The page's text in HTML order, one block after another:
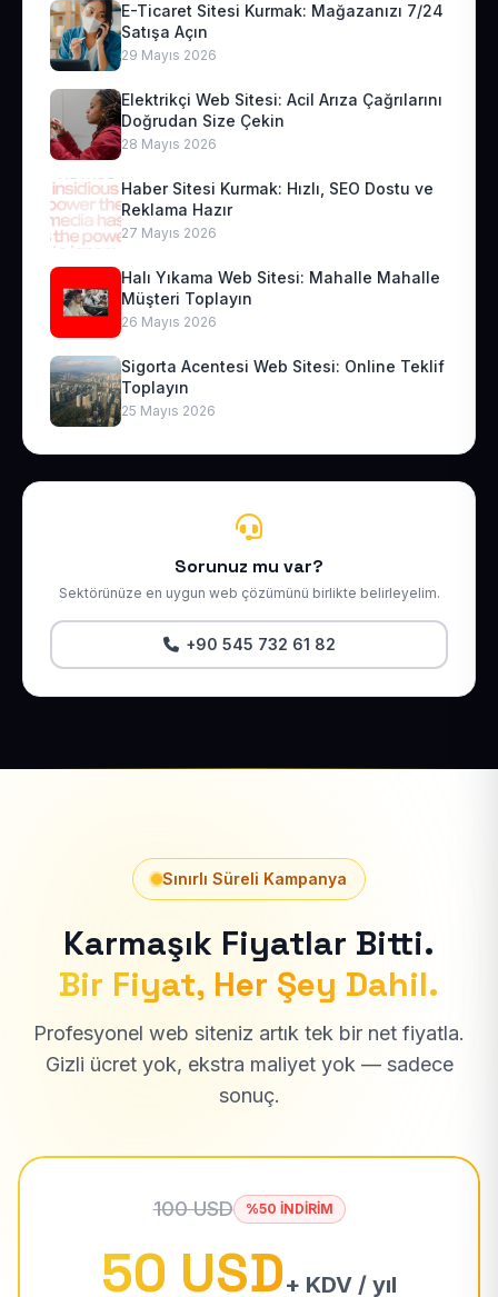
E-Ticaret Sitesi Kurmak: Mağazanızı 7/24
Satışa Açın
29 Mayıs 2026
Elektrikçi Web Sitesi: Acil Arıza Çağrılarını
Doğrudan Size Çekin
28 Mayıs 2026
Haber Sitesi Kurmak: Hızlı, SEO Dostu ve
Reklama Hazır
27 Mayıs 2026
Halı Yıkama Web Sitesi: Mahalle Mahalle
Müşteri Toplayın
26 Mayıs 2026
Sigorta Acentesi Web Sitesi: Online Teklif
Toplayın
25 Mayıs 2026
Sorunuz mu var?
Sektörünüze en uygun web çözümünü birlikte belirleyelim.
+90 545 732 61 82
Sınırlı Süreli Kampanya
Karmaşık Fiyatlar Bitti.
Bir Fiyat, Her Şey Dahil.
Profesyonel web siteniz artık tek bir net fiyatla.
Gizli ücret yok, ekstra maliyet yok — sadece
sonuç.
100 USD %50 İNDİRİM
50 USD+ KDV / yıl